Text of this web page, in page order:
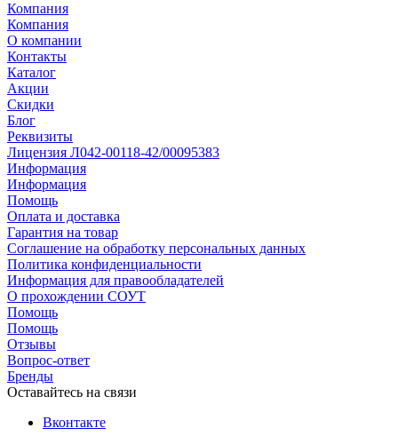
Компания
Компания
О компании
Контакты
Каталог
Акции
Скидки
Блог
Реквизиты
Лицензия Л042-00118-42/00095383
Информация
Информация
Помощь
Оплата и доставка
Гарантия на товар
Соглашение на обработку персональных данных
Политика конфиденциальности
Информация для правообладателей
О прохождении СОУТ
Помощь
Помощь
Отзывы
Вопрос-ответ
Бренды
Оставайтесь на связи
Вконтакте